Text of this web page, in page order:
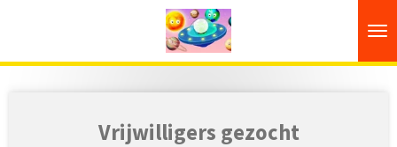
naar
Vrijwilligers gezocht